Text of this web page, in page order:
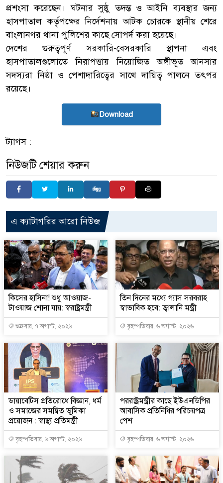
প্রশংসা করেছেন। ঘটনার সুষ্ঠু তদন্ত ও আইনি ব্যবস্থার জন্য
হাসপাতাল কর্তৃপক্ষের নির্দেশনায় আটক চোরকে স্থানীয় শেরে
বাংলানগর থানা পুলিশের কাছে সোপর্দ করা হয়েছে।
দেশের গুরুত্বপূর্ণ সরকারি-বেসরকারি স্থাপনা এবং
হাসপাতালগুলোতে নিরাপত্তায় নিয়োজিত অঙ্গীভূত আনসার
সদস্যরা নিষ্ঠা ও পেশাদারিত্বের সাথে দায়িত্ব পালনে তৎপর
রয়েছে।
Download
ট্যাগস :
নিউজটি শেয়ার করুন
এ ক্যাটাগরির আরো নিউজ
কিসের হাসিনা! শুধু আওয়াজ-
টাওয়াজ শোনা যায়: স্বরাষ্ট্রমন্ত্রী
শুক্রবার, ৭ অগাস্ট, ২০২৬
তিন দিনের মধ্যে গ্যাস সরবরাহ
স্বাভাবিক হবে: জ্বালানি মন্ত্রী
বৃহস্পতিবার, ৬ অগাস্ট, ২০২৬
ডায়াবেটিস প্রতিরোধে বিজ্ঞান, ধর্ম
ও সমাজের সমন্বিত ভূমিকা
প্রয়োজন : স্বাস্থ্য প্রতিমন্ত্রী
বৃহস্পতিবার, ৬ অগাস্ট, ২০২৬
পররাষ্ট্রমন্ত্রীর কা‌ছে ইউএনডিপির
আবাসিক প্রতিনিধির পরিচয়পত্র
পেশ
বৃহস্পতিবার, ৬ অগাস্ট, ২০২৬